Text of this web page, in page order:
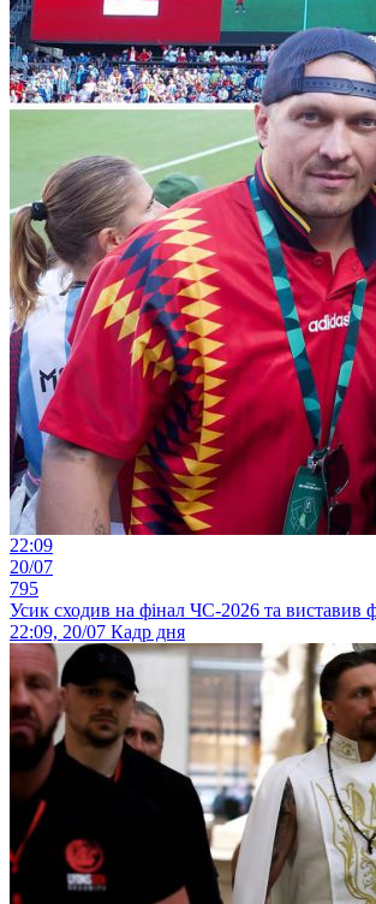
22:09
20/07
795
Усик сходив на фінал ЧС-2026 та виставив
22:09, 20/07 Кадр дня